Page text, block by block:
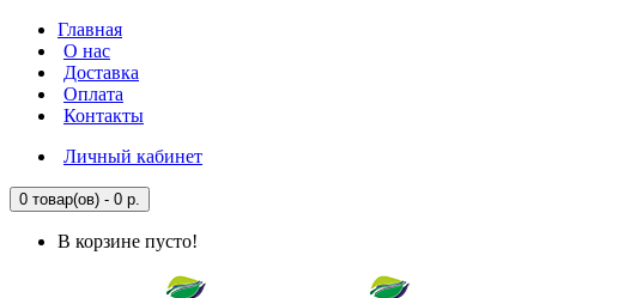
Главная
О нас
Доставка
Оплата
Контакты
Личный кабинет
0 товар(ов) - 0 р.
В корзине пусто!